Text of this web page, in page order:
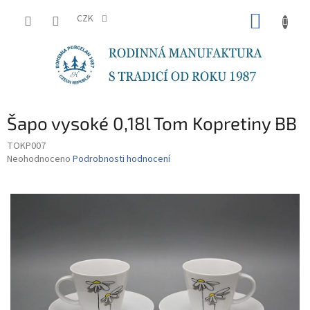
CZK
Šapo vysoké 0,18l Tom Kopretiny BB
TOKP007
Průměrné
je
Neohodnoceno Podrobnosti hodnocení